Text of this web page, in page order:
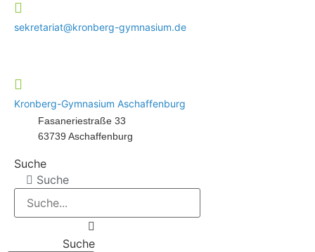
sekretariat@kronberg-gymnasium.de
Kronberg-Gymnasium Aschaffenburg
Fasaneriestraße 33
63739 Aschaffenburg
Suche
Suche
Suche